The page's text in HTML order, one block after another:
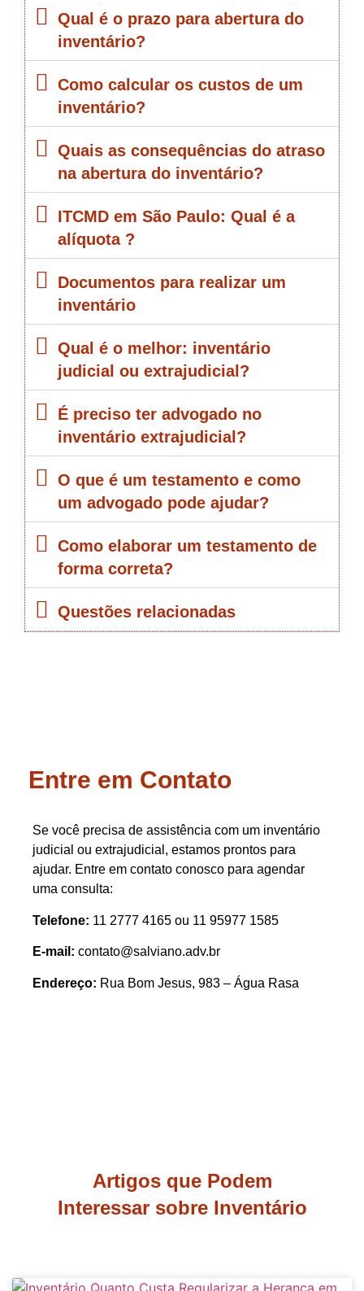
Qual é o prazo para abertura do
inventário?
Como calcular os custos de um
inventário?
Quais as consequências do atraso
na abertura do inventário?
ITCMD em São Paulo: Qual é a
alíquota ?
Documentos para realizar um
inventário
Qual é o melhor: inventário
judicial ou extrajudicial?
É preciso ter advogado no
inventário extrajudicial?
O que é um testamento e como
um advogado pode ajudar?
Como elaborar um testamento de
forma correta?
Questões relacionadas
Entre em Contato
Se você precisa de assistência com um inventário
judicial ou extrajudicial, estamos prontos para
ajudar. Entre em contato conosco para agendar
uma consulta:
Telefone: 11 2777 4165 ou 11 95977 1585
E-mail: contato@salviano.adv.br
Endereço: Rua Bom Jesus, 983 – Água Rasa
Artigos que Podem
Interessar sobre Inventário